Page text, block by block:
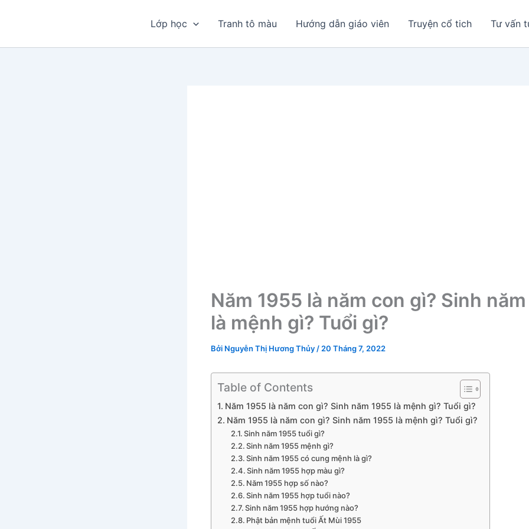
Lớp học Tranh tô màu Hướng dẫn giáo viên Truyện cổ tich Tư vấn
Năm 1955 là năm con gì? Sinh
là mệnh gì? Tuổi gì?
Bởi Nguyễn Thị Hương Thủy / 20 Tháng 7, 2022
Table of Contents
Năm 1955 là năm con gì? Sinh năm 1955 là mệnh gì? Tuổi gì?
Năm 1955 là năm con gì? Sinh năm 1955 là mệnh gì? Tuổi gì?
Sinh năm 1955 tuổi gì?
Sinh năm 1955 mệnh gì?
Sinh năm 1955 có cung mệnh là gì?
Sinh năm 1955 hợp màu gì?
Năm 1955 hợp số nào?
Sinh năm 1955 hợp tuổi nào?
Sinh năm 1955 hợp hướng nào?
Phật bản mệnh tuổi Ất Mùi 1955